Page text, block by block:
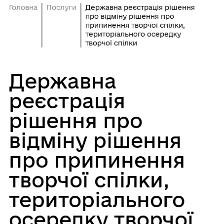
Головна Послуги
Державна реєстрація рішення
про відміну рішення про
припинення творчої спілки,
територіального осередку
творчої спілки
Державна
реєстрація
рішення про
відміну рішення
про припинення
творчої спілки,
територіального
осередку творчої